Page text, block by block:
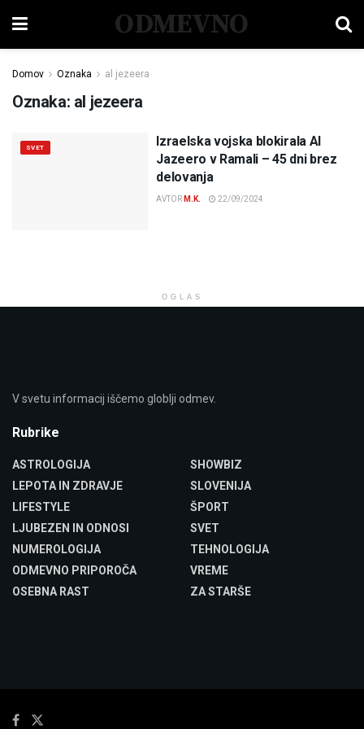
ODMEVNO
Domov Oznaka al jezeera
Oznaka: al jezeera
SVET
Izraelska vojska blokirala Al
Jazeero v Ramali – 45 dni brez
delovanja
AVTOR M.K. 22/09/2024
OGLAS
V svetu informacij iščemo globlji odmev.
Rubrike
ASTROLOGIJA
LEPOTA IN ZDRAVJE
LIFESTYLE
LJUBEZEN IN ODNOSI
NUMEROLOGIJA
ODMEVNO PRIPOROČA
OSEBNA RAST
SHOWBIZ
SLOVENIJA
ŠPORT
SVET
TEHNOLOGIJA
VREME
ZA STARŠE